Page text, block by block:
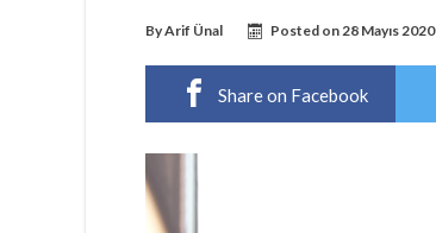
ByArif Ünal Posted on28 Mayıs 2020
Share on Facebook